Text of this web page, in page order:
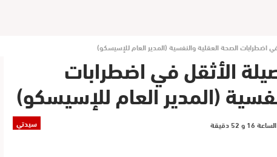
اضطرابات الصحة العقلية والنفسية (المدير العام للإسيسكو)
الأثقل في اضطرابات
(المدير العام للإسيسكو)
سيدتي